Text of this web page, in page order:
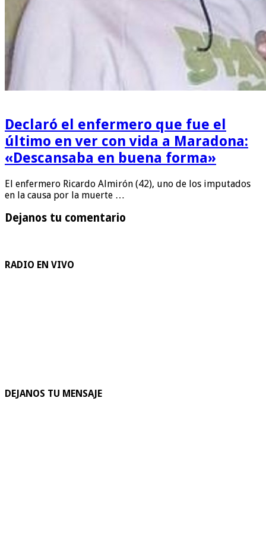
Declaró el enfermero que fue el
último en ver con vida a Maradona:
«Descansaba en buena forma»
El enfermero Ricardo Almirón (42), uno de los imputados
en la causa por la muerte …
Dejanos tu comentario
RADIO EN VIVO
DEJANOS TU MENSAJE